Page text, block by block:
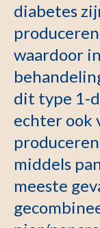
diabetes
waardoor
dit type 1-
echter ook
middels
meeste